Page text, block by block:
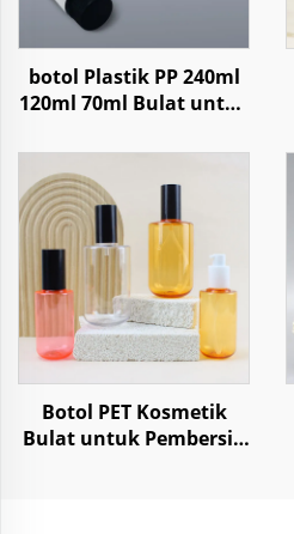
botol Plastik PP 240ml
120ml 70ml Bulat untuk
Tablet Pil
Botol PET Kosmetik
Bulat untuk Pembersih